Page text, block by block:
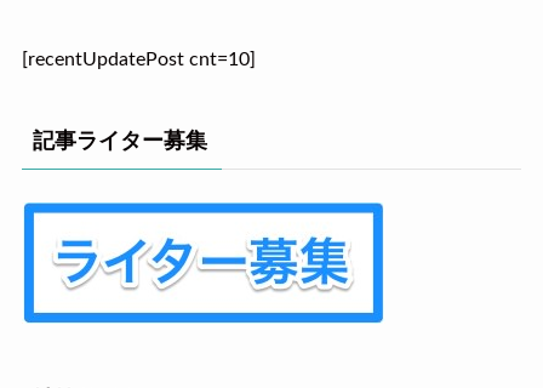
[recentUpdatePost cnt=10]
記事ライター募集